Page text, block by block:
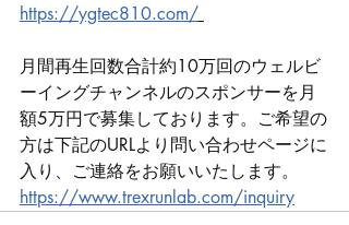
https://ygtec810.com/
月間再生回数合計約10万回のウェルビ
ーイングチャンネルのスポンサーを月
額5万円で募集しております。ご希望の
方は下記のURLより問い合わせページに
入り、ご連絡をお願いいたします。
https://www.trexrunlab.com/inquiry